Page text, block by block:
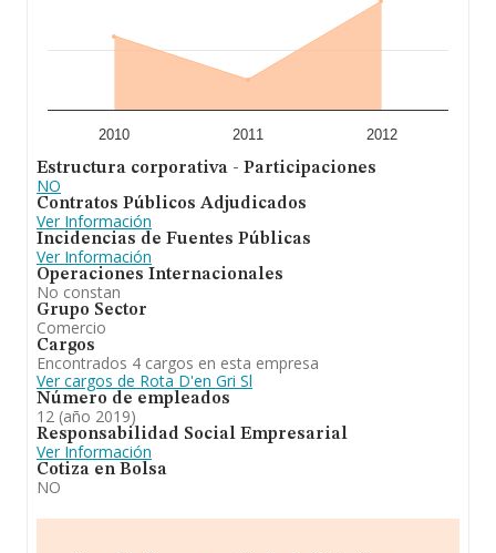
2010 2011 2012
Estructura corporativa - Participaciones
NO
Contratos Públicos Adjudicados
Ver Información
Incidencias de Fuentes Públicas
Ver Información
Operaciones Internacionales
No constan
Grupo Sector
Comercio
Cargos
Encontrados 4 cargos en esta empresa
Ver cargos de Rota D'en Gri Sl
Número de empleados
12 (año 2019)
Responsabilidad Social Empresarial
Ver Información
Cotiza en Bolsa
NO